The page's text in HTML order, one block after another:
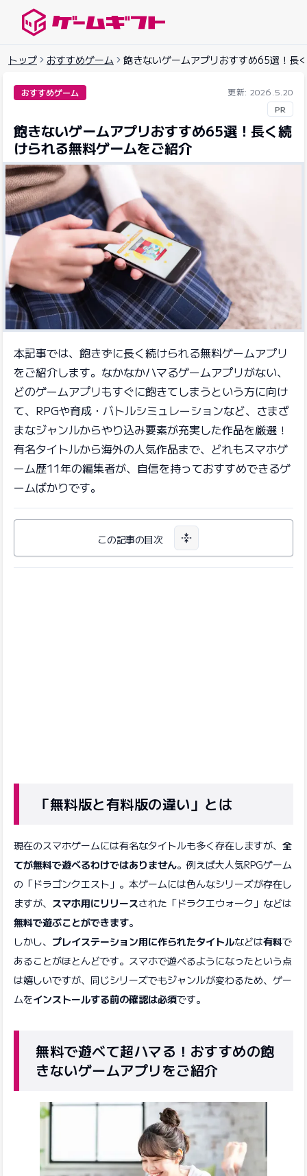
トップ おすすめゲーム 飽きないゲームアプリおすすめ65選！長
おすすめゲーム
更新: 2026.5.20
PR
飽きないゲームアプリおすすめ65選！長く続
けられる無料ゲームをご紹介
本記事では、飽きずに長く続けられる無料ゲームアプリ
をご紹介します。なかなかハマるゲームアプリがない、
どのゲームアプリもすぐに飽きてしまうという方に向け
て、RPGや育成・バトルシミュレーションなど、さまざ
まなジャンルからやり込み要素が充実した作品を厳選！
有名タイトルから海外の人気作品まで、どれもスマホゲ
ーム歴11年の編集者が、自信を持っておすすめできるゲ
ームばかりです。
この記事の目次 目次を開く
「無料版と有料版の違い」とは
現在のスマホゲームには有名なタイトルも多く存在しますが、 全
てが無料で遊べるわけではありません。例えば大人気RPGゲーム
の「ドラゴンクエスト」。本ゲームには色んなシリーズが存在し
ますが、 スマホ用にリリースされた「ドラクエウォーク」などは
無料で遊ぶことができます。
しかし、 プレイステーション用に作られたタイトルなどは有料で
あることがほとんどです。スマホで遊べるようになったという点
は嬉しいですが、同じシリーズでもジャンルが変わるため、ゲー
ムをインストールする前の確認は必須です。
無料で遊べて超ハマる！おすすめの飽
きないゲームアプリをご紹介